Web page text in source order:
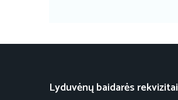
Lyduvėnų baidarės rekvizitai